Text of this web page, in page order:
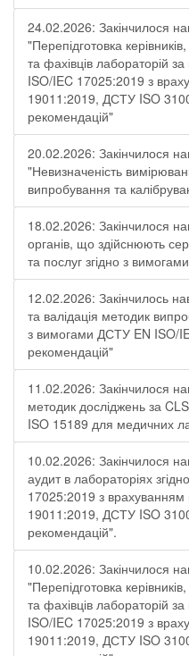
24.02.2026: Закінчилося
"Перепідготовка
та фахівців лабораторій
ISO/IEC 17025:2019 з
19011:2019, ДСТУ ISO
рекомендацій"
20.02.2026: Закінчилося
"Невизначеність
випробування та
18.02.2026: Закінчилося
органів, що здійснюють
та послуг згідно з
12.02.2026: Закінчилось
та валідація методик
з вимогами ДСТУ EN ISO/
рекомендацій"
11.02.2026: Закінчилося
методик досліджень за
ISO 15189 для медичних
10.02.2026: Закінчилося
аудит в лабораторіях
17025:2019 з
19011:2019, ДСТУ ISO
рекомендацій".
10.02.2026: Закінчилося
"Перепідготовка
та фахівців лабораторій
ISO/IEC 17025:2019 з
19011:2019, ДСТУ ISO